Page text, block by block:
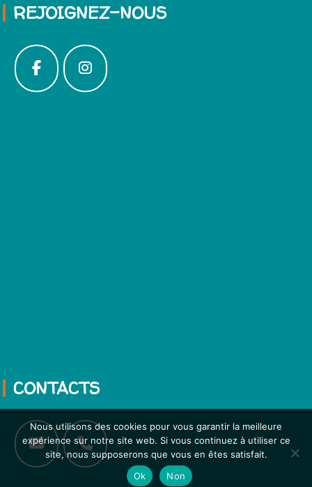
REJOIGNEZ-NOUS
CONTACTS
Nous utilisons des cookies pour vous garantir la meilleure
expérience sur notre site web. Si vous continuez à utiliser ce
site, nous supposerons que vous en êtes satisfait.
Ok
Non